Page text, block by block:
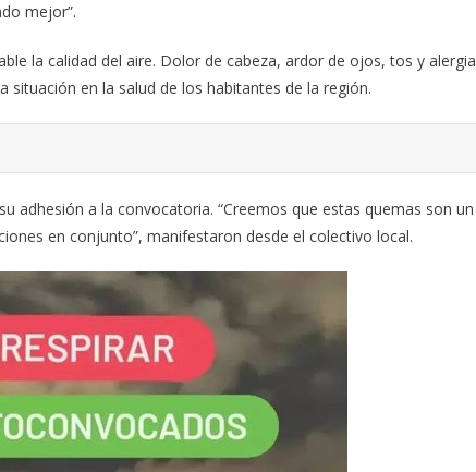
mejor”.
la calidad del aire. Dolor de cabeza, ardor de ojos, tos y alergia
en la salud de los habitantes de la región.
adhesión a la convocatoria. “Creemos que estas quemas son un
en conjunto”, manifestaron desde el colectivo local.